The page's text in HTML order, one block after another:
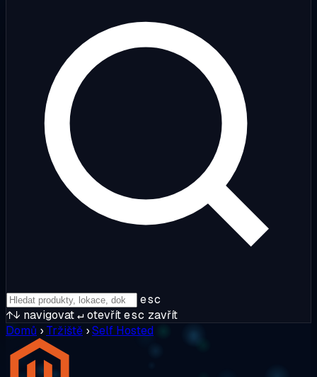
esc
↑↓ navigovat↵otevřítesc zavřít
Domů › Tržiště ›Self Hosted